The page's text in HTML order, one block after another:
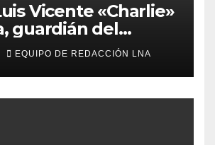
Vicente «Charlie»
guardián del
de la Billo’s
EQUIPO DE REDACCIÓN LNA